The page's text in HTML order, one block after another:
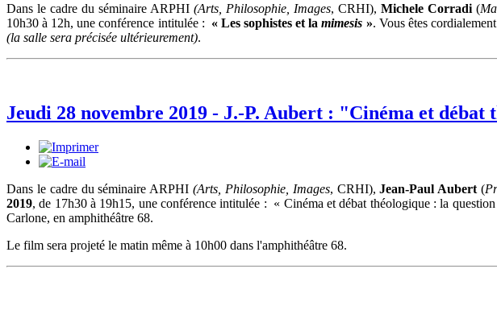
Dans le cadre du séminaire ARPHI (Arts, Philosophie, Images, CRHI), Michele Corradi (
10h30 à 12h, une conférence intitulée : « Les sophistes et lamimesis ». Vous êtes
(la salle sera précisée ultérieurement).
Jeudi 28 novembre 2019 - J.-P. Aubert : "Cinéma et débat
Dans le cadre du séminaire ARPHI(Arts, Philosophie, Images, CRHI),Jean-Paul Aubert(
2019, de 17h30 à 19h15, une conférence intitulée : « Cinéma et débat théologique : la
Carlone, en amphithéâtre 68.
Le film sera projeté le matin même à 10h00 dans l'amphithéâtre 68.